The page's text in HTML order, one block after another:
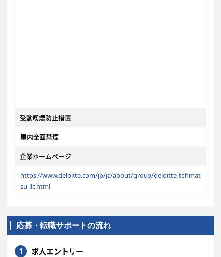
受動喫煙防止措置
屋内全面禁煙
企業ホームページ
https://www.deloitte.com/jp/ja/about/group/deloitte-tohmat
su-llc.html
応募・転職サポートの流れ
1 求人エントリー